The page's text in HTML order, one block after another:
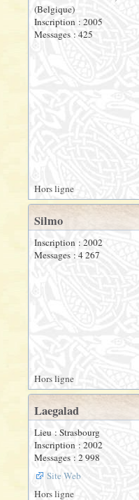
(Belgique)
Inscription : 2005
Messages : 425
Hors ligne
Silmo
Inscription : 2002
Messages : 4 267
Hors ligne
Laegalad
Lieu : Strasbourg
Inscription : 2002
Messages : 2 998
Site Web
Hors ligne